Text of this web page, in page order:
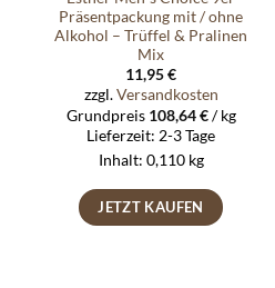
Präsentpackung mit / ohne
Alkohol – Trüffel & Pralinen
Mix
11,95€
zzgl.Versandkosten
Grundpreis 108,64€/kg
Lieferzeit: 2-3 Tage
Inhalt: 0,110 kg
JETZT KAUFEN